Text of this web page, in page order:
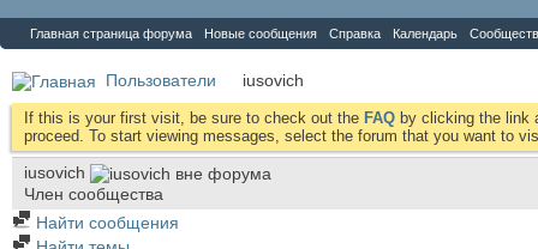
Главная страница форума Новые сообщения Справка Календарь
Пользователи iusovich
If this is your first visit, be sure to check out the FAQ by clicking the link
proceed. To start viewing messages, select the forum that you want to
iusovich
Член сообщества
Найти сообщения